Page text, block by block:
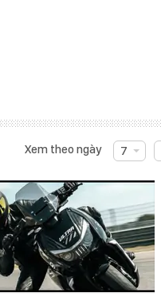
Xem theo ngày 7